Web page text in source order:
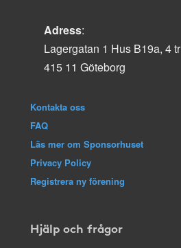
Adress:
Lagergatan 1 Hus B19a, 4 tr
415 11 Göteborg
Kontakta oss
FAQ
Läs mer om Sponsorhuset
Privacy Policy
Registrera ny förening
Hjälp och frågor